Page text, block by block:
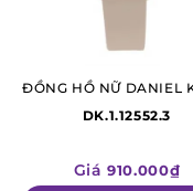
ĐỒNG HỒ NỮ DANIEL
DK.1.12552.3
Giá 910.000₫